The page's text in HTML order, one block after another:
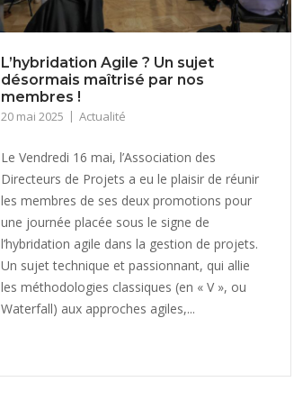
L’hybridation Agile ? Un sujet
désormais maîtrisé par nos
membres !
20 mai 2025 Actualité
Le Vendredi 16 mai, l’Association des
Directeurs de Projets a eu le plaisir de réunir
les membres de ses deux promotions pour
une journée placée sous le signe de
l’hybridation agile dans la gestion de projets.
Un sujet technique et passionnant, qui allie
les méthodologies classiques (en « V », ou
Waterfall) aux approches agiles,...